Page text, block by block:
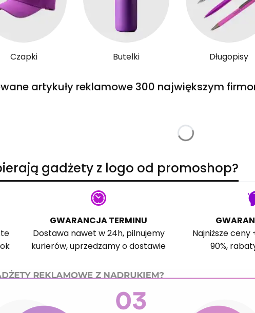
Czapki Butelki Długopisy
artykuły reklamowe 300 największym
gadżety z logo od promoshop?
GWARANCJA TERMINU
Dostawa nawet w 24h, pilnujemy
kurierów, uprzedzamy o dostawie
Najniższe
90%,